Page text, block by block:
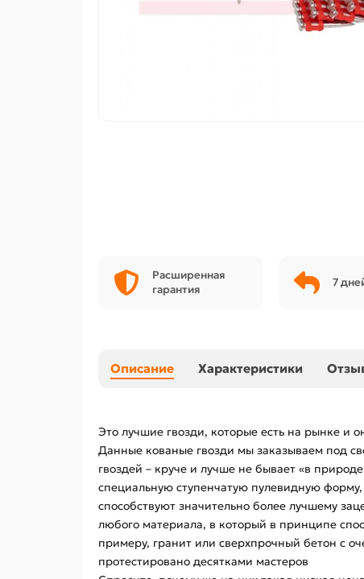
Расширенная
гарантия
7
Описание Характеристики
Это лучшие гвозди, которые есть на рынке и
Данные кованые гвозди мы заказываем под
гвоздей – круче и лучше не бывает «в
специальную ступенчатую пулевидную форму,
способствуют значительно более лучшему
любого материала, в который в принципе
примеру, гранит или сверхпрочный бетон с
протестировано десятками мастеров